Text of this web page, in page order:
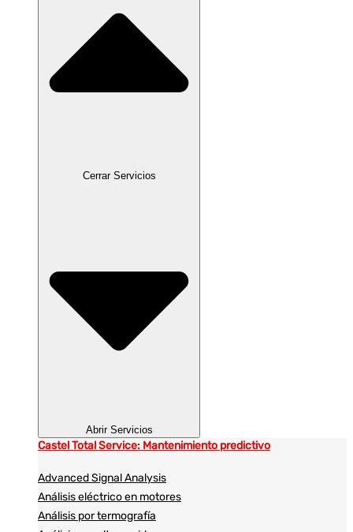
Cerrar Servicios
Abrir Servicios
Castel Total Service: Mantenimiento predictivo
Advanced Signal Analysis
Análisis eléctrico en motores
Análisis por termografía